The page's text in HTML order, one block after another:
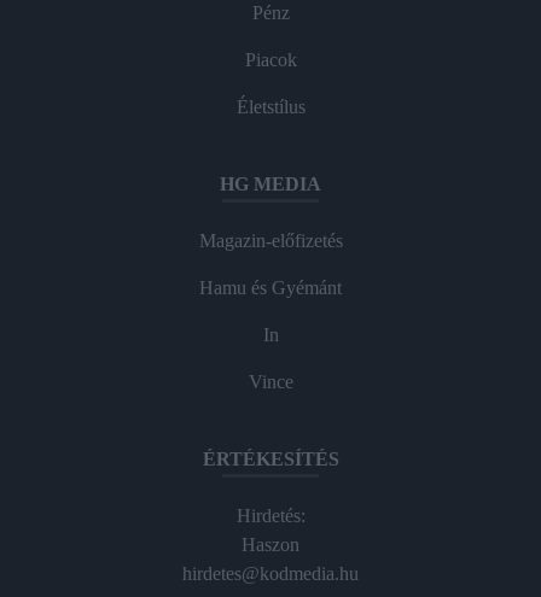
Pénz
Piacok
Életstílus
HG MEDIA
Magazin-előfizetés
Hamu és Gyémánt
In
Vince
ÉRTÉKESÍTÉS
Hirdetés:
Haszon
hirdetes@kodmedia.hu